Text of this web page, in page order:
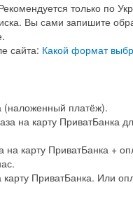
только по
Вы сами запишите
сайта: Какой формат
(наложенный платёж).
на карту ПриватБанка
на карту ПриватБанка +
карту ПриватБанка. Или